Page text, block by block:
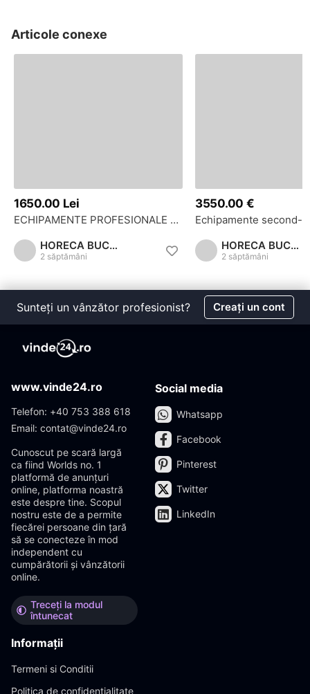
Articole conexe
HORECA BUCURESTI
2 săptămâni
1650.00 Lei
ECHIPAMENTE PROFESIONALE SH pt RESTAURANT, FAST-FOOD, PIZZERIE - CUPTOR COVRIGI, PIZZA
HORECA BUCURESTI
2 săptămâni
3550.00 €
Sunteți un vânzător profesionist? Creați un cont
www.vinde24.ro
Telefon: +40 753 388 618
Email: contat@vinde24.ro
Cunoscut pe scară largă
ca fiind Worlds no. 1
platformă de anunțuri
online, platforma noastră
este despre tine. Scopul
nostru este de a permite
fiecărei persoane din țară
să se conecteze în mod
independent cu
cumpărătorii și vânzătorii
online.
Treceți la modul
întunecat
Social media
Whatsapp
Facebook
Pinterest
Twitter
LinkedIn
Informații
Termeni si Conditii
Politica de confidentialitate